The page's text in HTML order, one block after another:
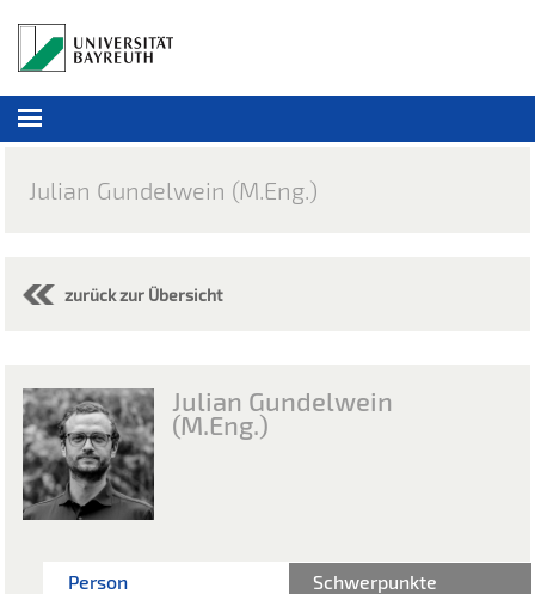
Julian Gundelwein (M.Eng.)
zurück zur Übersicht
Julian Gundelwein
(M.Eng.)
Person
Schwerpunkte